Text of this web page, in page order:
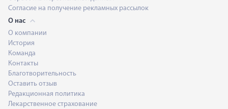
Согласие на получение рекламных рассылок
О нас
О компании
История
Команда
Контакты
Благотворительность
Оставить отзыв
Редакционная политика
Лекарственное страхование